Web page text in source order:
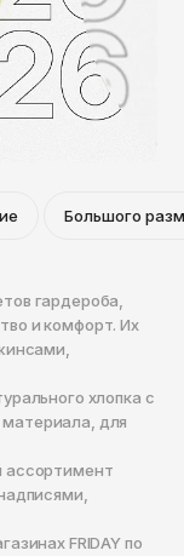
Большого
гардероба,
и комфорт. Их
хлопка с
для
ассортимент
FRIDAY по